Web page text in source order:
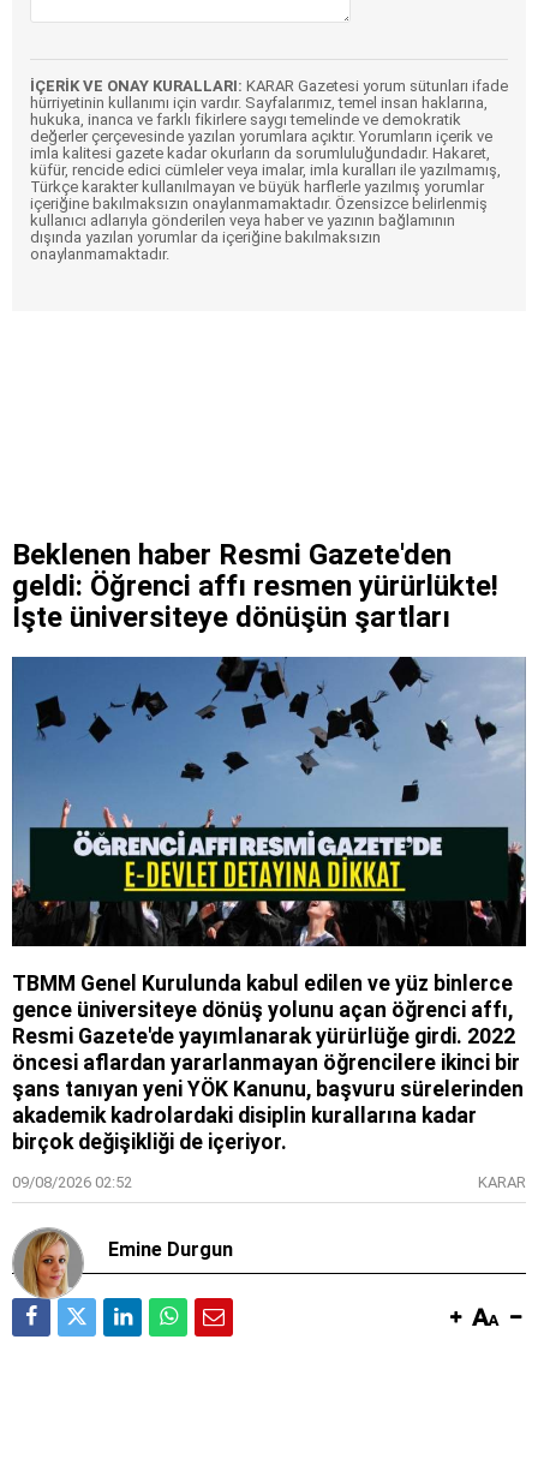
İÇERİK VE ONAY KURALLARI: KARAR Gazetesi yorum sütunları ifade
hürriyetinin kullanımı için vardır. Sayfalarımız, temel insan haklarına,
hukuka, inanca ve farklı fikirlere saygı temelinde ve demokratik
değerler çerçevesinde yazılan yorumlara açıktır. Yorumların içerik ve
imla kalitesi gazete kadar okurların da sorumluluğundadır. Hakaret,
küfür, rencide edici cümleler veya imalar, imla kuralları ile yazılmamış,
Türkçe karakter kullanılmayan ve büyük harflerle yazılmış yorumlar
içeriğine bakılmaksızın onaylanmamaktadır. Özensizce belirlenmiş
kullanıcı adlarıyla gönderilen veya haber ve yazının bağlamının
dışında yazılan yorumlar da içeriğine bakılmaksızın
onaylanmamaktadır.
Beklenen haber Resmi Gazete'den
geldi: Öğrenci affı resmen yürürlükte!
İşte üniversiteye dönüşün şartları
TBMM Genel Kurulunda kabul edilen ve yüz binlerce
gence üniversiteye dönüş yolunu açan öğrenci affı,
Resmi Gazete'de yayımlanarak yürürlüğe girdi. 2022
öncesi aflardan yararlanmayan öğrencilere ikinci bir
şans tanıyan yeni YÖK Kanunu, başvuru sürelerinden
akademik kadrolardaki disiplin kurallarına kadar
birçok değişikliği de içeriyor.
09/08/2026 02:52 KARAR
Emine Durgun